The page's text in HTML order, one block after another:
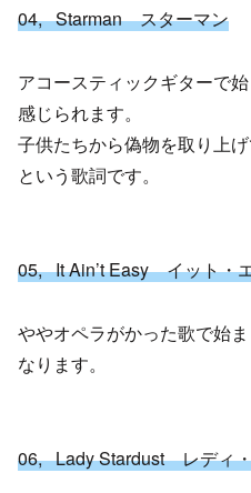
04, Starman スターマン
アコースティックギターで
感じられます。
子供たちから偽物を取り上
という歌詞です。
05, It Ain’t Easy イット・
ややオペラがかった歌で始
なります。
06, Lady Stardust レディ